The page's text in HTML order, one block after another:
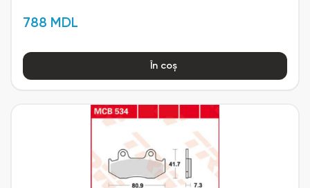
788 MDL
În coș